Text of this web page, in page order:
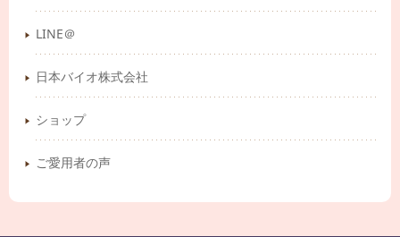
LINE＠
日本バイオ株式会社
ショップ
ご愛用者の声